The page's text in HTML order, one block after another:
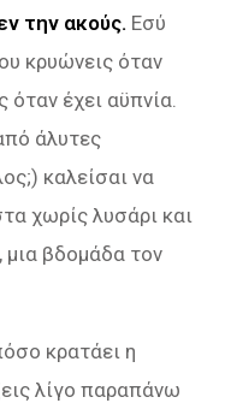
την ακούς. Εσύ
κρυώνεις όταν
όταν έχει αϋπνία.
άλυτες
καλείσαι να
χωρίς λυσάρι και
μια βδομάδα τον
κρατάει η
λίγο παραπάνω